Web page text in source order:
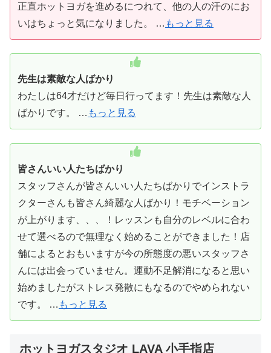
正直ホットヨガを進めるにつれて、他の人の汗のにお
いはちょっと気になりました。 … もっと見る
先生は素敵な人ばかり
わたしは64才だけど毎日行ってます！先生は素敵な人
ばかりです。 … もっと見る
皆さんいい人たちばかり
スタッフさんが皆さんいい人たちばかりでインストラ
クターさんも皆さん綺麗な人ばかり！モチベーション
が上がります、、、！レッスンも自分のレベルに合わ
せて選べるので無理なく始めることができました！店
舗によるとおもいますが今の所態度の悪いスタッフさ
んには出会っていません。運動不足解消になると思い
始めましたがストレス発散にもなるのでやめられない
です。 … もっと見る
ホットヨガスタジオ LAVA 小手指店